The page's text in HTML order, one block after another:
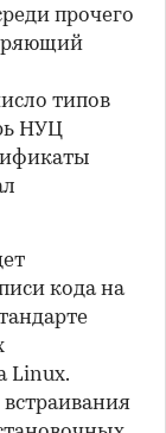
прочего
типов
НУЦ
кода на
Linux.